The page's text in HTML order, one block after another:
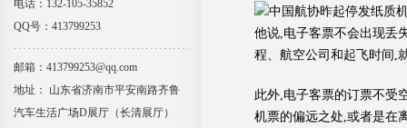
电话：132-105-35852
QQ号：413799253
邮箱：413799253@qq.com
地址： 山东省济南市平安南路齐鲁
汽车生活广场D展厅（长清展厅）
他说,电子客票不会出现丢
程、航空公司和起飞时间,
此外,电子客票的订票不受
机票的偏远之处,或者是在